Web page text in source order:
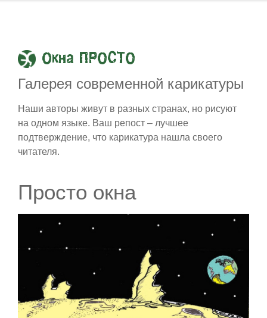
Окна ПРОСТО
Галерея современной карикатуры
Наши авторы живут в разных странах, но рисуют
на одном языке. Ваш репост – лучшее
подтверждение, что карикатура нашла своего
читателя.
Просто окна